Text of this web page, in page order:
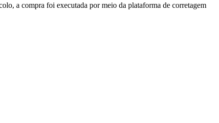
a compra foi executada por meio da plataforma de corretagem